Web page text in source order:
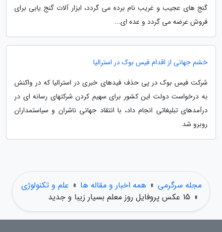
گنج های عجیب و غریب نام برده می گردد، ابزار آلات گنج یابی برای
فروش عرضه می گردد و عده ای...
خشم جهانی از اقدام فیس بوک در استرالیا
شرکت فیس بوک در پی حذف فیدهای خبری در استرالیا که در واکنش
به درخواست دولت این کشور برای سهیم کردن شرکتهای رسانه ای در
درآمدهای تبلیغاتی انجام داد، با انتقاد جهانی ناشران و سیاستمداران
روبرو شد.
مجله سرگرمی » همه اخبار و مقاله ها » علم و تکنولوژی
» 15 عکس پروفایل روز معلم بسیار زیبا و جدید